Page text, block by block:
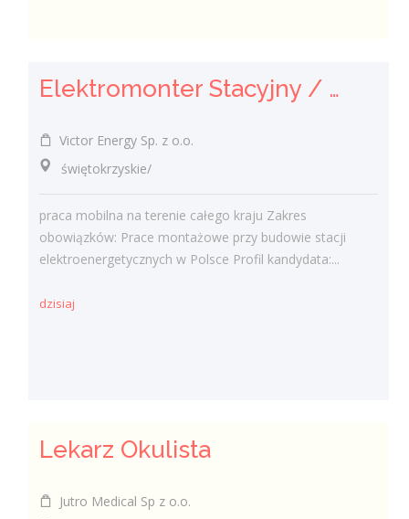
Elektromonter Stacyjny / Elektromonterka Stacyjna (K/M)
Victor Energy Sp. z o.o.
świętokrzyskie/
praca mobilna na terenie całego kraju Zakres
obowiązków: Prace montażowe przy budowie stacji
elektroenergetycznych w Polsce Profil kandydata:...
dzisiaj
Lekarz Okulista
Jutro Medical Sp z o.o.